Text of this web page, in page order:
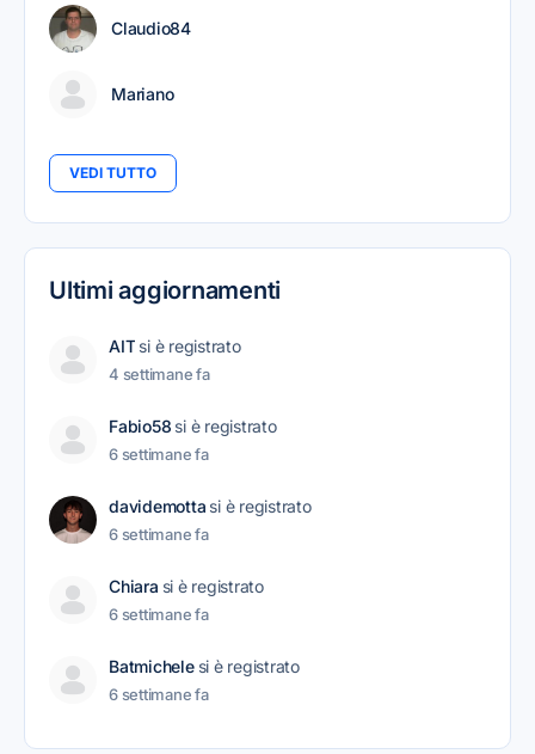
Claudio84
Mariano
VEDI TUTTO
Ultimi aggiornamenti
AIT si è registrato
4 settimane fa
Fabio58 si è registrato
6 settimane fa
davidemotta si è registrato
6 settimane fa
Chiara si è registrato
6 settimane fa
Batmichele si è registrato
6 settimane fa